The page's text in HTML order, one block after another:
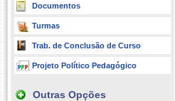
Documentos
Turmas
Trab. de Conclusão de Curso
Projeto Político Pedagógico
Outras Opções